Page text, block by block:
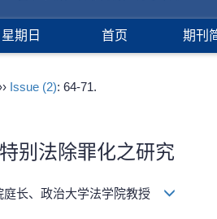
期日 首页 期刊
Issue (2): 64-71.
别法除罪化之研究
庭长、政治大学法学院教授